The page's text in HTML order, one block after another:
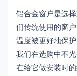
铝合金窗户是选
们传统使用的窗
温度被更好地保
我们在选购中不
在给它做安装时